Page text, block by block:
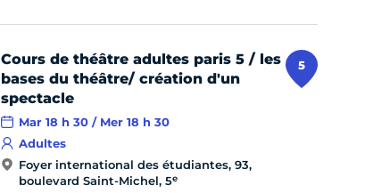
5
Cours de théâtre adultes paris 5 / les
bases du théâtre/ création d'un
spectacle
Mar 18 h 30 / Mer 18 h 30
Adultes
Foyer international des étudiantes, 93,
boulevard Saint-Michel, 5e